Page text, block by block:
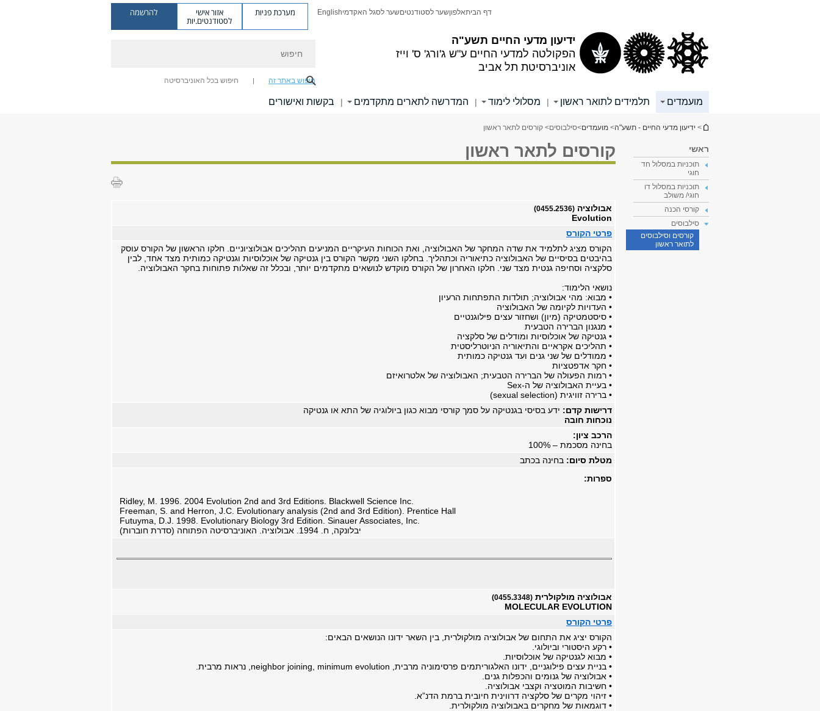
ידיעון מדעי החיים תשע"ה
הפקולטה למדעי החיים ע"ש ג'ורג' ס' וייז
אוניברסיטת תל אביב
דף הביתאלפוןשער לסטודנטיםשער לסגל האקדמיEnglish מערכת פניות אזור אישי
לסטודנטים.יות
להרשמה
חיפוש באתר זה חיפוש בכל האוניברסיטה
מועמדים תלמידים לתואר ראשון | מסלולי לימוד | המדרשה לתארים מתקדמים | בקשות ואישורים
הינך נמצא כאן
> ידיעון מדעי החיים - תשע"ה> מועמדים>סילבוסים> קורסים לתאר ראשון
ראשי
תוכניות במסלול חד
חוגי
תוכניות במסלול דו
חוגי/ משולב
קורסי הכנה
סילבוסים
קורסים וסילבוסים
לתואר ראשון
קורסים לתאר ראשון
אבולוציה (0455.2536)
Evolution
פרטי הקורס
הקורס מציג לתלמיד את שדה המחקר של האבולוציה, ואת הכוחות העיקריים המניעים תהליכים אבולוציוניים. חלקו הראשון של הקורס עוסק
בהיבטים בסיסיים של האבולוציה כתיאוריה וכתהליך. בחלקו השני מקשר הקורס בין גנטיקה של אוכלוסיות וגנטיקה כמותית מצד אחד, לבין
סלקציה וסחיפה גנטית מצד שני. חלקו האחרון של הקורס מוקדש לנושאים מתקדמים יותר, ובכלל זה שאלות פתוחות בחקר האבולוציה.
נושאי הלימוד:
• מבוא: מהי אבולוציה; תולדות התפתחות הרעיון
• העדויות לקיומה של האבולוציה
• סיסטמטיקה (מיון) ושחזור עצים פילוגנטיים
• מנגנון הברירה הטבעית
• גנטיקה של אוכלוסיות ומודלים של סלקציה
• תהליכים אקראיים והתיאוריה הניוטרליסטית
• ממודלים של שני גנים ועד גנטיקה כמותית
• חקר אדפטציות
• רמות הפעולה של הברירה הטבעית; האבולוציה של אלטרואיזם
• בעיית האבולוציה של ה-Sex
• ברירה זוויגית (sexual selection)
דרישות קדם: ידע בסיסי בגנטיקה על סמך קורסי מבוא כגון ביולוגיה של התא או גנטיקה
נוכחות חובה
הרכב ציון:
בחינה מסכמת – 100%
מטלת סיום: בחינה בכתב
:ספרות
Ridley, M. 1996. 2004 Evolution 2nd and 3rd Editions. Blackwell Science Inc.
Freeman, S. and Herron, J.C. Evolutionary analysis (2nd and 3rd Edition). Prentice Hall
Futuyma, D.J. 1998. Evolutionary Biology 3rd Edition. Sinauer Associates, Inc.
(יבלונקה, ח. 1994. אבולוציה. האוניברסיטה הפתוחה (סדרת חוברות
אבולוציה מולקולרית (0455.3348)
MOLECULAR EVOLUTION
פרטי הקורס
הקורס יציג את התחום של אבולוציה מולקולרית, בין השאר ידונו הנושאים הבאים:
• רקע היסטורי וביולוגי.
• מבוא לגנטיקה של אוכלוסיות.
• בניית עצים פילוגניים, ידונו האלגוריתמים פרסימוניה מרבית, neighbor joining, minimum evolution, נראות מרבית.
• אבולוציה של גנומים והכפלות גנים.
• חשיבות המוטציה וקצבי אבולוציה.
• זיהוי מקרים של סלקציה דרווינית חיובית ברמת הדנ”א.
• דוגמאות של מחקרים באבולוציה מולקולרית.